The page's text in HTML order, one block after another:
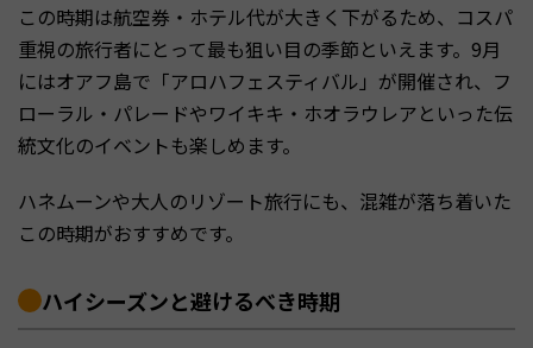
この時期は航空券・ホテル代が大きく下がるため、コスパ
重視の旅行者にとって最も狙い目の季節といえます。9月
にはオアフ島で「アロハフェスティバル」が開催され、フ
ローラル・パレードやワイキキ・ホオラウレアといった伝
統文化のイベントも楽しめます。
ハネムーンや大人のリゾート旅行にも、混雑が落ち着いた
この時期がおすすめです。
ハイシーズンと避けるべき時期